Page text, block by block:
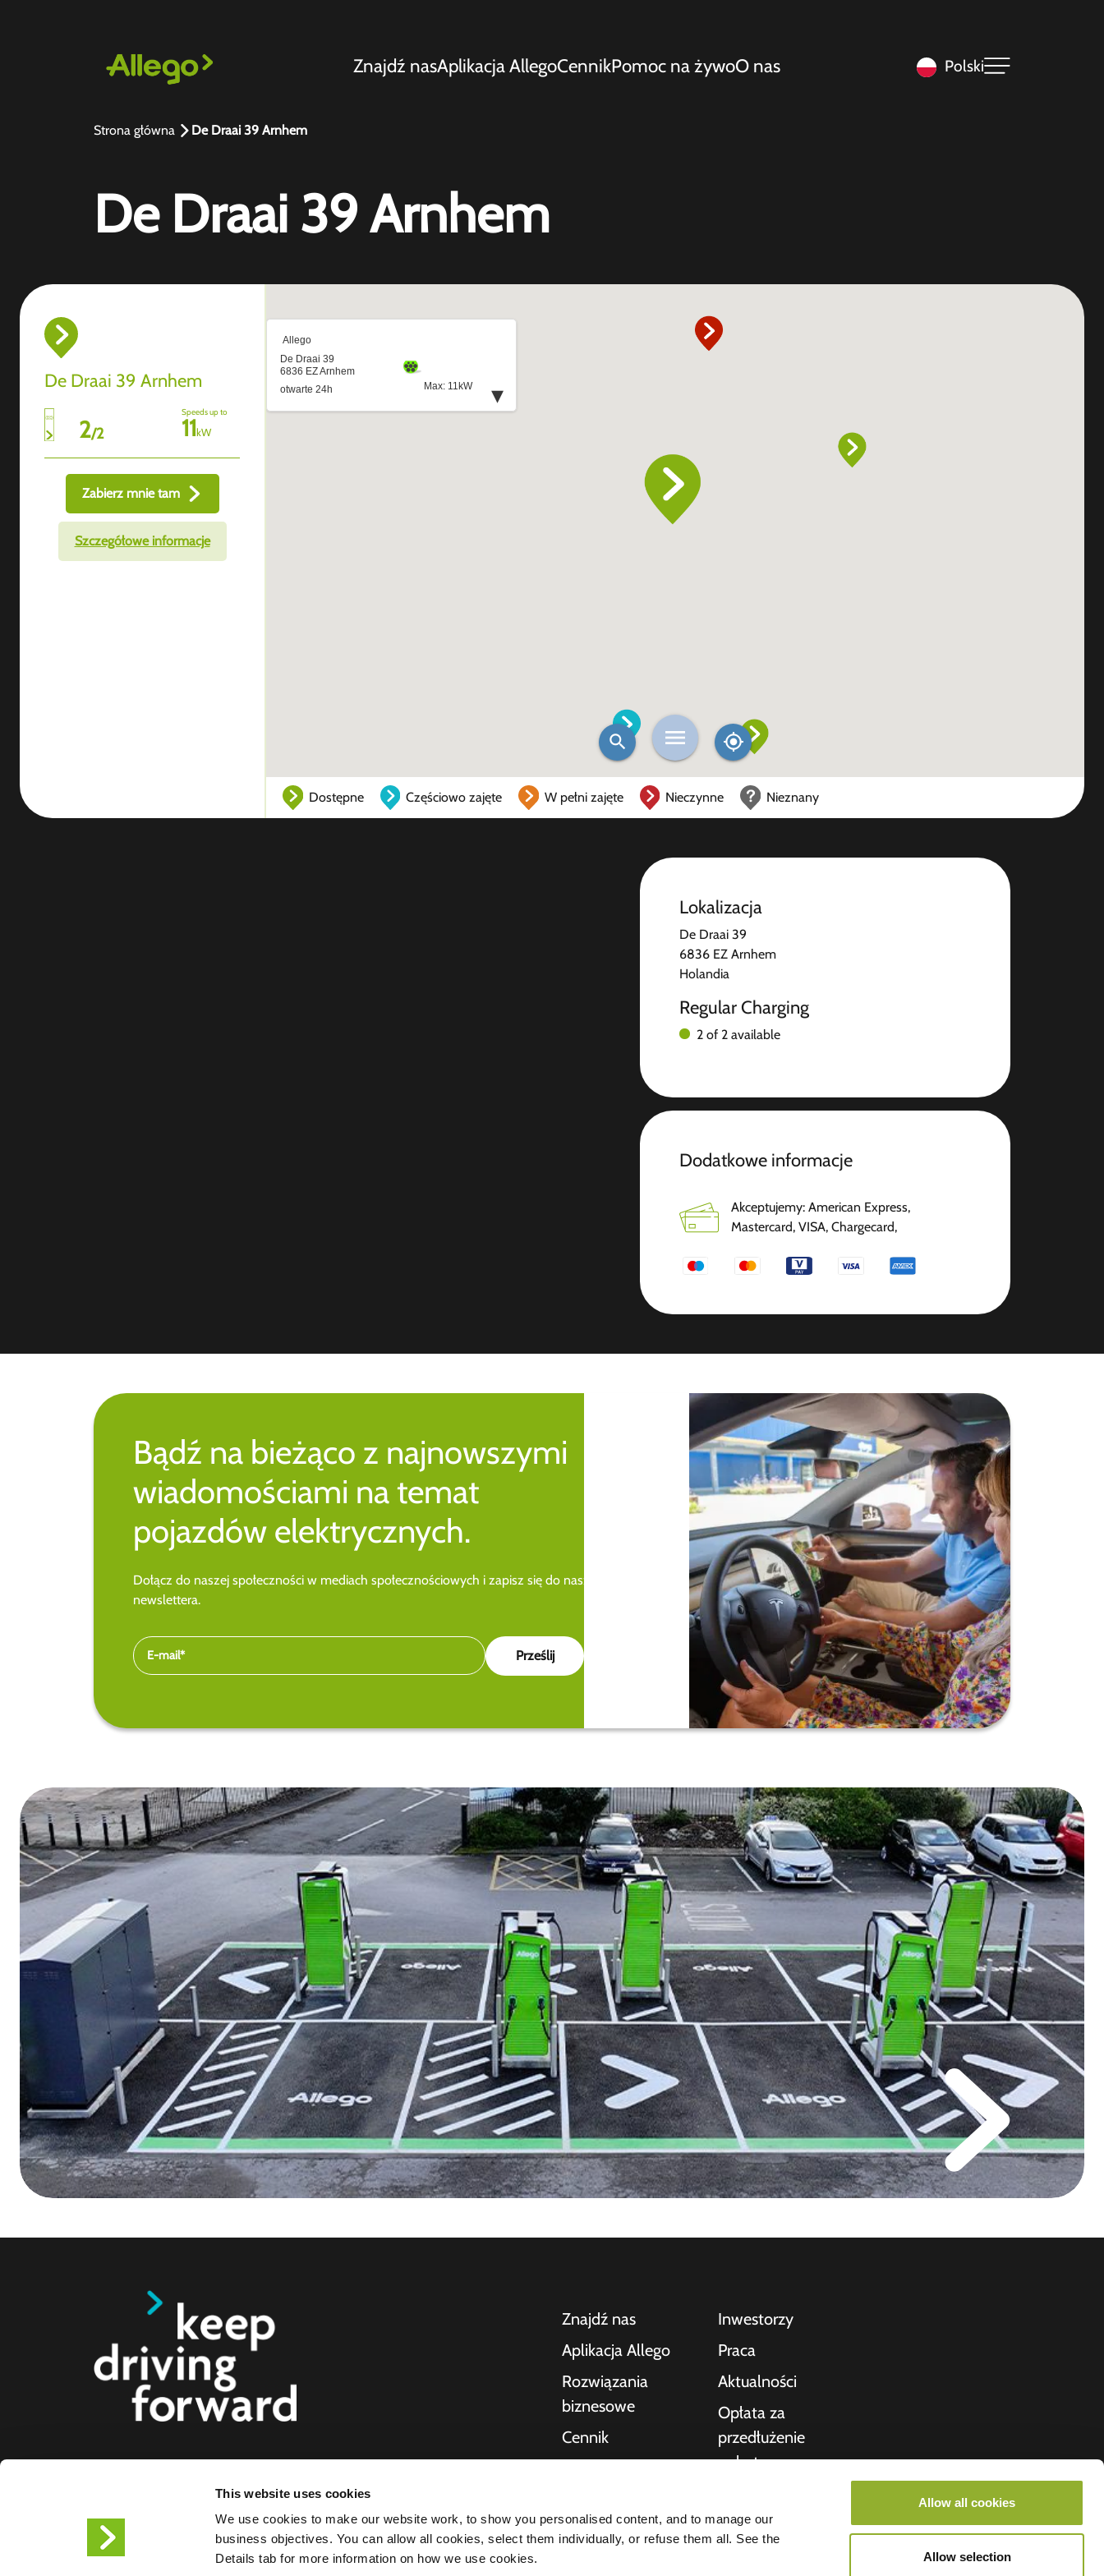
This website uses cookies
We use cookies to make our website work, to show you personalised content, and to manage our
business objectives. You can allow all cookies, select them individually, or refuse them all. See the
Details tab for more information on how we use cookies.
Allow all cookies
Allow selection
Znajdź nasAplikacja AllegoCennikPomoc na żywoO nas Polski
Strona główna De Draai 39 Arnhem
De Draai 39 Arnhem
De Draai 39 Arnhem
2/2
Speeds up to
11kW
Zabierz mnie tam
Szczegółowe informacje
Dostępne Częściowo zajęte W pełni zajęte Nieczynne Nieznany
Lokalizacja
De Draai 39
6836 EZ Arnhem
Holandia
Regular Charging
2 of 2 available
Dodatkowe informacje
Akceptujemy: American Express,
Mastercard, VISA, Chargecard,
Bądź na bieżąco z najnowszymi
wiadomościami na temat
pojazdów elektrycznych.
Dołącz do naszej społeczności w mediach społecznościowych i zapisz się do naszego
newslettera.
elektrycznych, motocykli, autobusów i ciężarówek dla konsumentów,
firm i miast. Nasze kompleksowe rozwiązania w zakresie ładowania
ułatwiają firmom i miastom dostarczanie infrastruktury potrzebnej
kierowcom pojazdów elektrycznych, a skalowalność naszych
Znajdź nas
Aplikacja Allego
Rozwiązania
biznesowe
Cennik
Dostawcy
Inwestorzy
Praca
Aktualności
Opłata za
przedłużenie
pobytu
O nas